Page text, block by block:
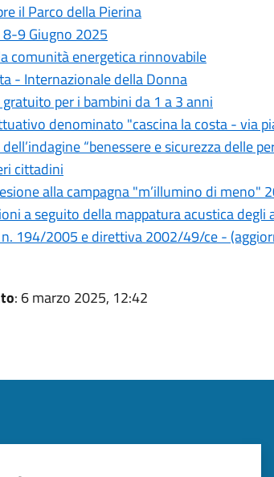
il Parco della Pierina
9 Giugno 2025
comunità energetica rinnovabile
- Internazionale della Donna
per i bambini da 1 a 3 anni
denominato "cascina la costa - via
“benessere e sicurezza delle
cittadini
alla campagna "m’illumino di meno"
a seguito della mappatura acustica
n. 194/2005 e direttiva 2002/49/ce -
: 6 marzo 2025, 12:42